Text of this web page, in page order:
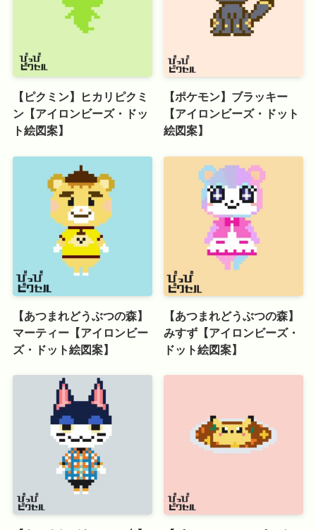
【ピクミン】ヒカリピクミ
ン【アイロンビーズ・ドッ
ト絵図案】
【ポケモン】ブラッキー
【アイロンビーズ・ドット
絵図案】
【あつまれどうぶつの森】
マーティー【アイロンビー
ズ・ドット絵図案】
【あつまれどうぶつの森】
みすず【アイロンビーズ・
ドット絵図案】